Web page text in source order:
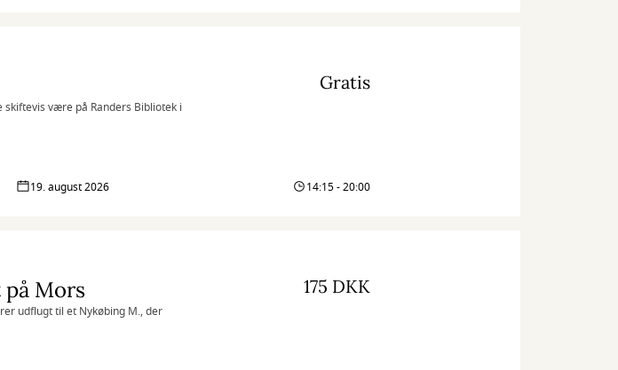
skiftevis være på Randers Bibliotek i
Gratis
19. august 2026 14:15 - 20:00
Mors
udflugt til et Nykøbing M., der
175 DKK